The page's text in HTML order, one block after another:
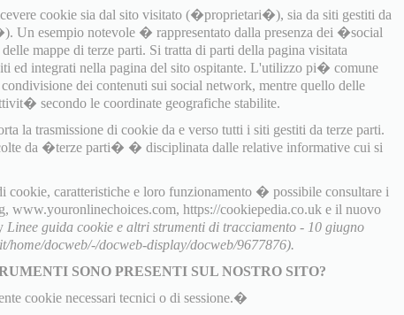
cookie sia dal sito visitato (�proprietari�), sia da siti gestiti da
Un esempio notevole � rappresentato dalla presenza dei �social
mappe di terze parti. Si tratta di parti della pagina visitata
ed integrati nella pagina del sito ospitante. L'utilizzo pi� comune
dei contenuti sui social network, mentre quello delle
secondo le coordinate geografiche stabilite.
la trasmissione di cookie da e verso tutti i siti gestiti da terze parti.
da �terze parti� � disciplinata dalle relative informative cui si
cookie, caratteristiche e loro funzionamento � possibile consultare i
www.youronlinechoices.com, https://cookiepedia.co.uk e il nuovo
Linee guida cookie e altri strumenti di tracciamento - 10 giugno
home/docweb/-/docweb-display/docweb/9677876).
SONO PRESENTI SUL NOSTRO SITO?
cookie necessari tecnici o di sessione.�